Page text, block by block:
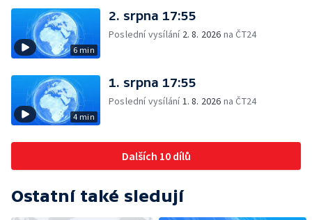
6 min
2. srpna 17:55
Poslední vysílání 2. 8. 2026 na ČT24
4 min
1. srpna 17:55
Poslední vysílání1. 8. 2026 na ČT24
Dalších 10 dílů
Ostatní také sledují